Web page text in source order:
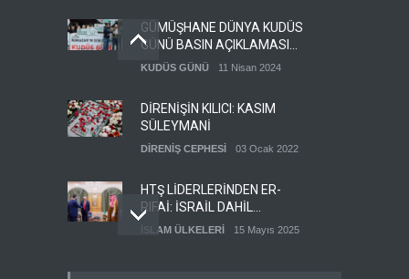
GÜMÜŞHANE DÜNYA KUDÜS
GÜNÜ BASIN AÇIKLAMASI
(VİDEO-FOTO)
KUDÜS GÜNÜ 11 Nisan 2024
DİRENİŞİN KILICI: KASIM
SÜLEYMANİ
DİRENİŞ CEPHESİ 03 Ocak 2022
HTŞ LİDERLERİNDEN ER-
RIFAİ: İSRAİL DAHİL
HERKESLE BARIŞ
İSLAM ÜLKELERİ 15 Mayıs 2025